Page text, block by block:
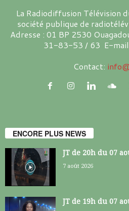
La Radiodiffusion Télévision
société publique de
Adresse : 01 BP 2530
31-83-53 / 63 E-
Contact:
ENCORE PLUS NEWS
JT de 20h du 07
7 août 2026
JT de 19h du 07